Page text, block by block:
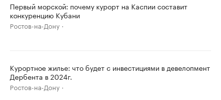
Первый морской: почему курорт на Каспии составит
конкуренцию Кубани
Ростов-на-Дону
Курортное жилье: что будет с инвестициями в девелопмент
Дербента в 2024г.
Ростов-на-Дону